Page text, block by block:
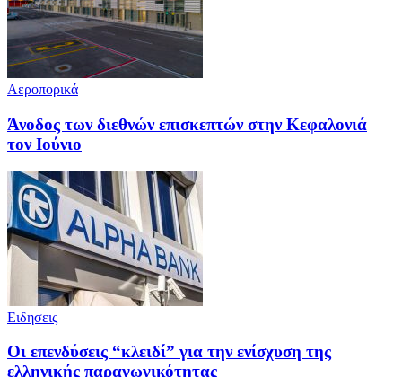
Αεροπορικά
Άνοδος των διεθνών επισκεπτών στην Κεφαλονιά
τον Ιούνιο
Ειδησεις
Οι επενδύσεις “κλειδί” για την ενίσχυση της
ελληνικής παραγωγικότητας